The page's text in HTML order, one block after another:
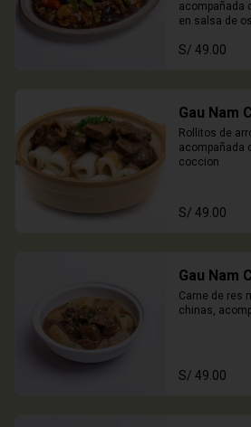
acompañada
en salsa de
S/ 49.00
Gau Nam
Rollitos de
acompañada
coccion
S/ 49.00
Gau Nam
Carne de res
chinas,
S/ 49.00